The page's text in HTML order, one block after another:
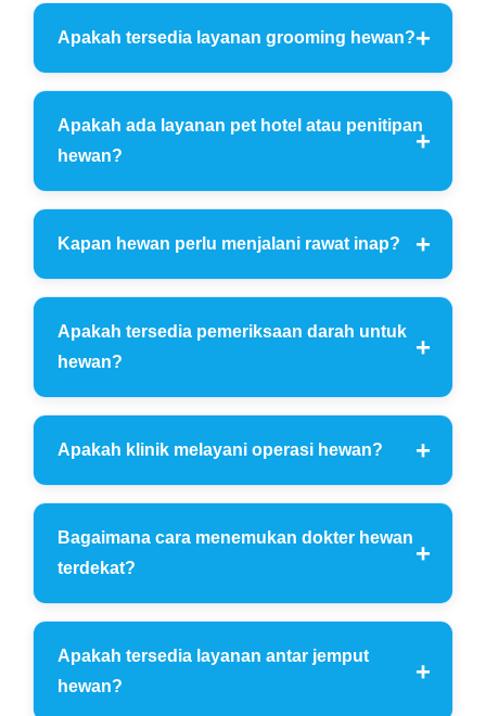
Apakah tersedia layanan grooming hewan?
Apakah ada layanan pet hotel atau penitipan
hewan?
Kapan hewan perlu menjalani rawat inap?
Apakah tersedia pemeriksaan darah untuk
hewan?
Apakah klinik melayani operasi hewan?
Bagaimana cara menemukan dokter hewan
terdekat?
Apakah tersedia layanan antar jemput
hewan?